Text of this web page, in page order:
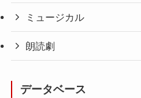
ミュージカル
朗読劇
データベース